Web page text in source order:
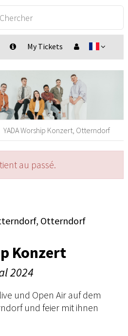
My Tickets
YADA Worship Konzert, Otterndorf
au passé.
Otterndorf
Konzert
2024
und Open Air auf dem
und feier mit ihnen